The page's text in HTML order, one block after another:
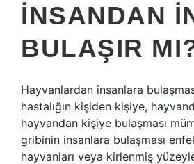
INSANDAN
BULAŞIR
Hayvanlardan insanlara
hastalığın kişiden kişiye,
hayvandan kişiye bulaşması
gribinin insanlara bulaşması
hayvanları veya kirlenmiş